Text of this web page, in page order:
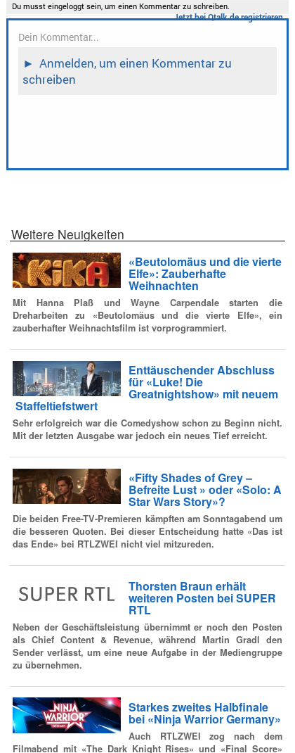
Weitere Neuigkeiten
«Beutolomäus und die vierte
Elfe»: Zauberhafte
Weihnachten
Mit Hanna Plaß und Wayne Carpendale starten die
Dreharbeiten zu «Beutolomäus und die vierte Elfe», ein
zauberhafter Weihnachtsfilm ist vorprogrammiert.
Enttäuschender Abschluss
für «Luke! Die
Greatnightshow» mit neuem
Staffeltiefstwert
Sehr erfolgreich war die Comedyshow schon zu Beginn nicht.
Mit der letzten Ausgabe war jedoch ein neues Tief erreicht.
«Fifty Shades of Grey –
Befreite Lust » oder «Solo: A
Star Wars Story»?
Die beiden Free-TV-Premieren kämpften am Sonntagabend um
die besseren Quoten. Bei dieser Entscheidung hatte «Das ist
das Ende» bei RTLZWEI nicht viel mitzureden.
Thorsten Braun erhält
weiteren Posten bei SUPER
RTL
Neben der Geschäftsleistung übernimmt er noch den Posten
als Chief Content & Revenue, während Martin Gradl den
Sender verlässt, um eine neue Aufgabe in der Mediengruppe
zu übernehmen.
Starkes zweites Halbfinale
bei «Ninja Warrior Germany»
Auch RTLZWEI zog nach dem
Filmabend mit «The Dark Knight Rises» und «Final Score»